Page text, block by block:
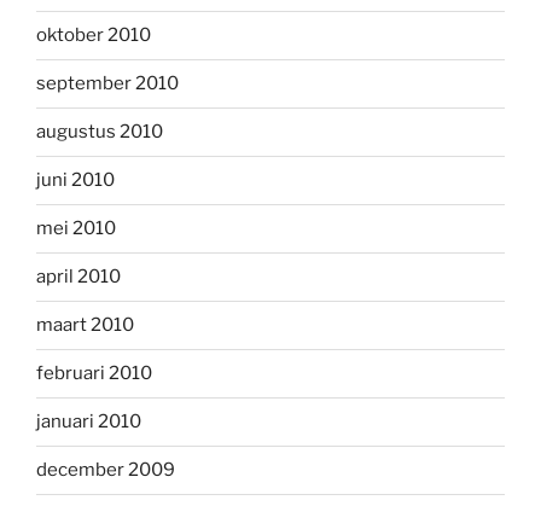
oktober 2010
september 2010
augustus 2010
juni 2010
mei 2010
april 2010
maart 2010
februari 2010
januari 2010
december 2009